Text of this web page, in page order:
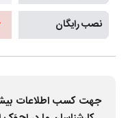
نصب رایگان
جهت کسب اطلاعات